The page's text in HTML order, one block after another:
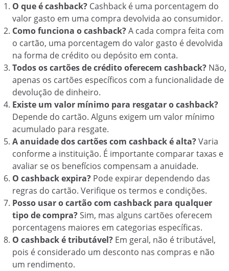
O que é cashback? Cashback é uma porcentagem do
valor gasto em uma compra devolvida ao consumidor.
Como funciona o cashback?A cada compra feita com
o cartão, uma porcentagem do valor gasto é devolvida
na forma de crédito ou depósito em conta.
Todos os cartões de crédito oferecem cashback? Não,
apenas os cartões específicos com a funcionalidade de
devolução de dinheiro.
Existe um valor mínimo para resgatar o cashback?
Depende do cartão. Alguns exigem um valor mínimo
acumulado para resgate.
A anuidade dos cartões com cashback é alta?Varia
conforme a instituição. É importante comparar taxas e
avaliar se os benefícios compensam a anuidade.
O cashback expira? Pode expirar dependendo das
regras do cartão. Verifique os termos e condições.
Posso usar o cartão com cashback para qualquer
tipo de compra?Sim, mas alguns cartões oferecem
porcentagens maiores em categorias específicas.
O cashback é tributável? Em geral, não é tributável,
pois é considerado um desconto nas compras e não
um rendimento.